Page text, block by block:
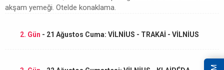
akşam yemeği. Otelde konaklama.
2. Gün - 21 Ağustos Cuma: VİLNİUS - TRAKAİ - VİLNİUS